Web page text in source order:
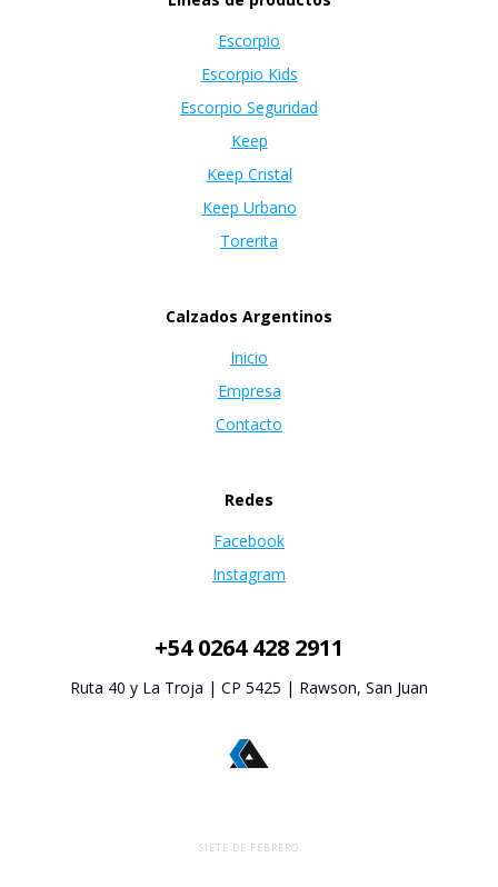
Escorpio
Escorpio Kids
Escorpio Seguridad
Keep
Keep Cristal
Keep Urbano
Torerita
Calzados Argentinos
Inicio
Empresa
Contacto
Redes
Facebook
Instagram
+54 0264 428 2911
Ruta 40 y La Troja | CP 5425 | Rawson, San Juan
SIETE DE FEBRERO